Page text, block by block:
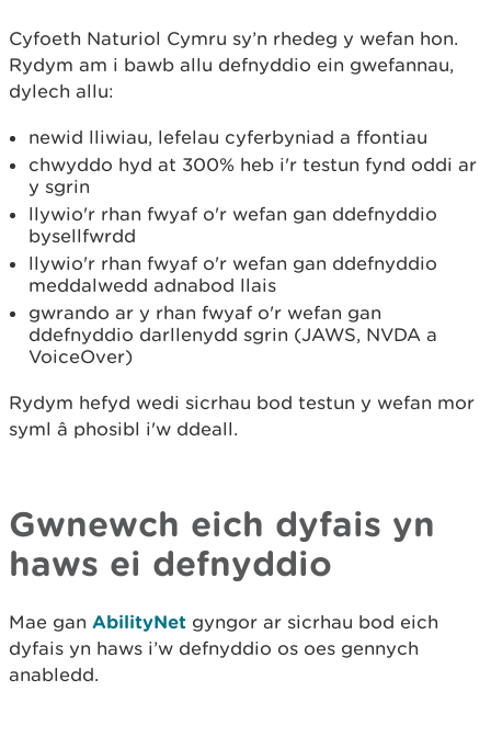
Cyfoeth Naturiol Cymru sy’n rhedeg y wefan hon.
Rydym am i bawb allu defnyddio ein gwefannau,
dylech allu:
newid lliwiau, lefelau cyferbyniad a ffontiau
chwyddo hyd at 300% heb i'r testun fynd oddi ar
y sgrin
llywio'r rhan fwyaf o'r wefan gan ddefnyddio
bysellfwrdd
llywio'r rhan fwyaf o'r wefan gan ddefnyddio
meddalwedd adnabod llais
gwrando ar y rhan fwyaf o'r wefan gan
ddefnyddio darllenydd sgrin (JAWS, NVDA a
VoiceOver)
Rydym hefyd wedi sicrhau bod testun y wefan mor
syml â phosibl i'w ddeall.
Gwnewch eich dyfais yn
haws ei defnyddio
Mae gan AbilityNet gyngor ar sicrhau bod eich
dyfais yn haws i’w defnyddio os oes gennych
anabledd.